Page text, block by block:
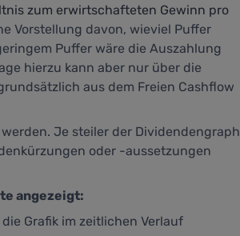
zum erwirtschafteten Gewinn pro
Vorstellung davon, wieviel Puffer
Puffer wäre die Auszahlung
hierzu kann aber nur über die
aus dem Freien Cashflow
Je steiler der Dividendengraph
oder -aussetzungen
angezeigt:
Grafik im zeitlichen Verlauf